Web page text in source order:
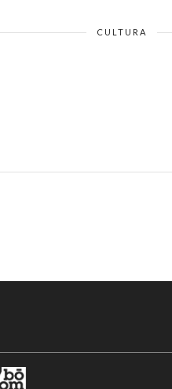
CULTURA